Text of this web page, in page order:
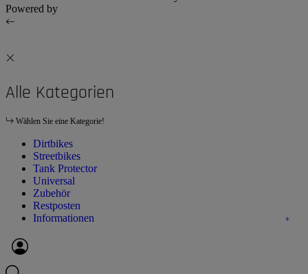
Powered by
Alle Kategorien
Wählen Sie eine Kategorie!
Dirtbikes
Streetbikes
Tank Protector
Universal
Zubehör
Restposten
Informationen